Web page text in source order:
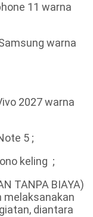
11 warna
warna
2027 warna
5 ;
keling ;
TANPA BIAYA)
melaksanakan
diantara